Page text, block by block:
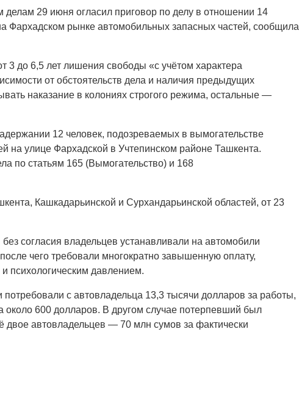
делам 29 июня огласил приговор по делу в отношении 14
Фархадском рынке автомобильных запасных частей, сообщила
3 до 6,5 лет лишения свободы «с учётом характера
от обстоятельств дела и наличия предыдущих
наказание в колониях строгого режима, остальные —
12 человек, подозреваемых в вымогательстве
на улице Фархадской в Учтепинском районе Ташкента.
по статьям 165 (Вымогательство) и 168
Кашкадарьинской и Сурхандарьинской областей, от 23
согласия владельцев устанавливали на автомобили
чего требовали многократно завышенную оплату,
психологическим давлением.
с автовладельца 13,3 тысячи долларов за работы,
около 600 долларов. В другом случае потерпевший был
автовладельцев — 70 млн сумов за фактически